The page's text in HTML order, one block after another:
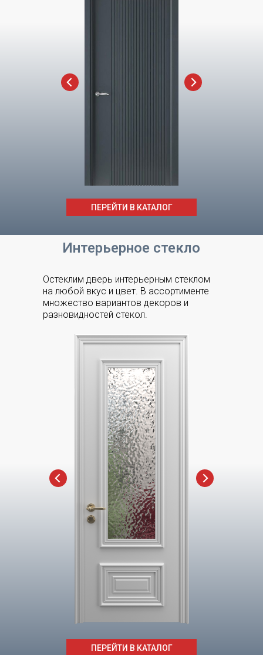
ПЕРЕЙТИ В КАТАЛОГ
Интерьерное стекло
Остеклим дверь интерьерным стеклом
на любой вкус и цвет. В ассортименте
множество вариантов декоров и
разновидностей стекол.
ПЕРЕЙТИ В КАТАЛОГ